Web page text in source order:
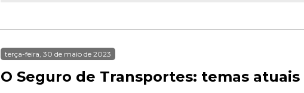
terça-feira, 30 de maio de 2023
O Seguro de Transportes: temas atuais